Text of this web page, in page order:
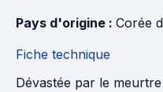
Pays d'origine : Corée
Fiche technique
Dévastée par le